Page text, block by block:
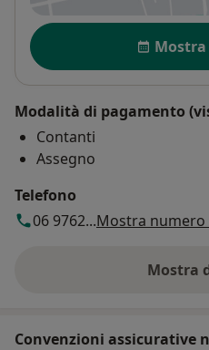
Disponibilità
Modalità di pagamento
Contanti
Assegno
Telefono
06 9762...Mostra
Mostra
Convenzioni assicurative